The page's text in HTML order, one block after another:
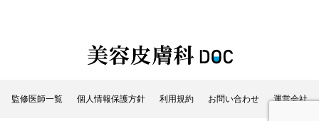
監修医師一覧 個人情報保護方針 利用規約 お問い合わせ 運営会社